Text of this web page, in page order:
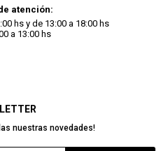
nuestras novedades!
atención:
hs y de 13:00 a 18:00 hs
a 13:00 hs